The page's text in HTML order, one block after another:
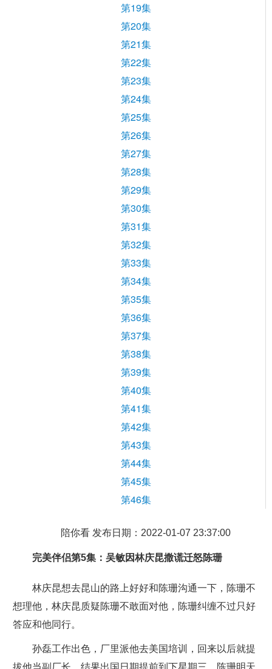
第19集
第20集
第21集
第22集
第23集
第24集
第25集
第26集
第27集
第28集
第29集
第30集
第31集
第32集
第33集
第34集
第35集
第36集
第37集
第38集
第39集
第40集
第41集
第42集
第43集
第44集
第45集
第46集
陪你看 发布日期：2022-01-07 23:37:00
完美伴侣第5集：吴敏因林庆昆撒谎迁怒陈珊
林庆昆想去昆山的路上好好和陈珊沟通一下，陈珊不
想理他，林庆昆质疑陈珊不敢面对他，陈珊纠缠不过只好
答应和他同行。
孙磊工作出色，厂里派他去美国培训，回来以后就提
拔他当副厂长，结果出国日期提前到下星期三，陈珊明天